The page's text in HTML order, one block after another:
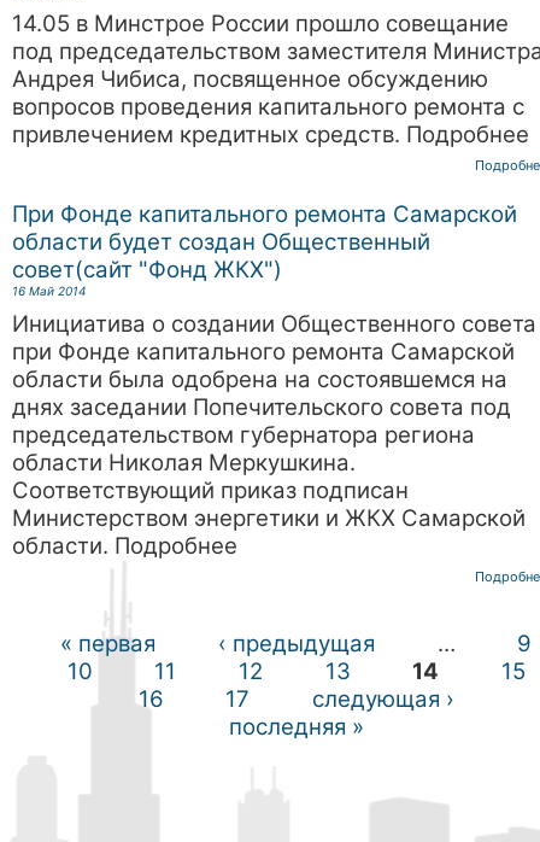
14.05 в Минстрое России прошло совещание
под председательством заместителя
Андрея Чибиса, посвященное обсуждению
вопросов проведения капитального ремонта с
привлечением кредитных средств. Подробнее
При Фонде капитального ремонта Самарской
области будет создан Общественный
совет(сайт "Фонд ЖКХ")
16 Май 2014
Инициатива о создании Общественного совета
при Фонде капитального ремонта Самарской
области была одобрена на состоявшемся на
днях заседании Попечительского совета под
председательством губернатора региона
области Николая Меркушкина.
Соответствующий приказ подписан
Министерством энергетики и ЖКХ Самарской
области. Подробнее
Страницы
« первая ‹ предыдущая …
9
10
11 12 13 14
15
16
17
следующая ›
последняя »